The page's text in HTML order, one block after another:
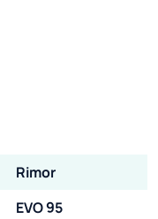
Rimor
EVO 95